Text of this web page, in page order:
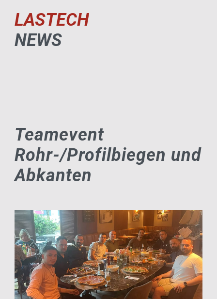
LASTECH
NEWS
Teamevent
Rohr-/Profilbiegen und
Abkanten